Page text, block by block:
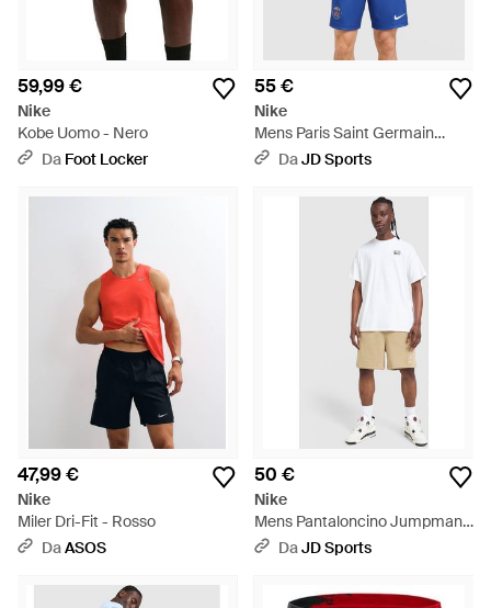
59,99 €
Nike
Kobe Uomo - Nero
Da Foot Locker
55 €
Nike
Mens Paris Saint Germain
2026/27 Home Shorts - Blu
DaJD Sports
47,99 €
Nike
Miler Dri-Fit - Rosso
DaASOS
50 €
Nike
Mens Pantaloncino Jumpman
Swoosh - Bianco
DaJD Sports